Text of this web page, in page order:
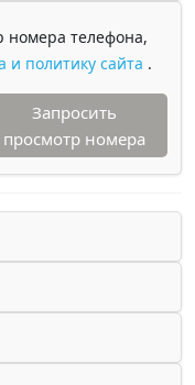
номера телефона,
и политику сайта .
Запросить
просмотр номера